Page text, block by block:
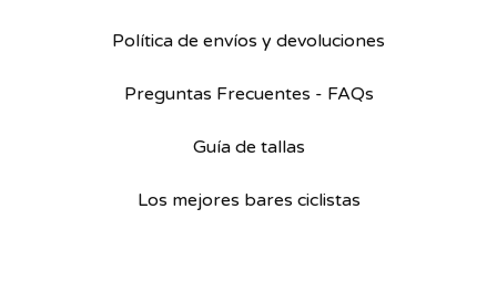
Política de envíos y devoluciones
Preguntas Frecuentes - FAQs
Guía de tallas
Los mejores bares ciclistas